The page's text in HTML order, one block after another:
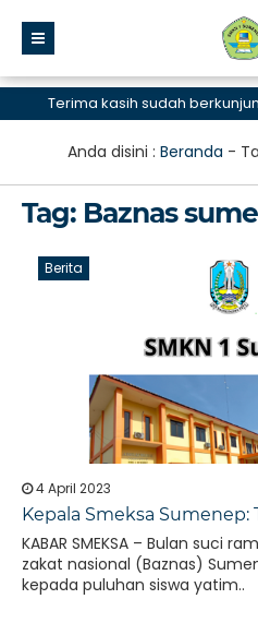
Terima kasih sudah berkunjung
Anda disini : Beranda -
Tag: Baznas
Berita
4 April 2023
Kepala Smeksa Sumenep:
KABAR SMEKSA – Bulan suci
zakat nasional (Baznas)
kepada puluhan siswa yatim..